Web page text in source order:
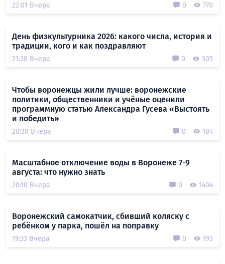
22:01 Вчера 0 770
День физкультурника 2026: какого числа, история и
традиции, кого и как поздравляют
21:38 Вчера 0 305
Чтобы воронежцы жили лучше: воронежские
политики, общественники и учёные оценили
программную статью Александра Гусева «Выстоять
и победить»
20:30 Вчера 0 184
Масштабное отключение воды в Воронеже 7-9
августа: что нужно знать
20:10 Вчера 0 1404
Воронежский самокатчик, сбивший коляску с
ребёнком у парка, пошёл на поправку
19:33 Вчера 0 193